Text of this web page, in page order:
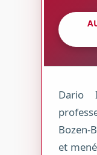
Dario
Bozen-
et